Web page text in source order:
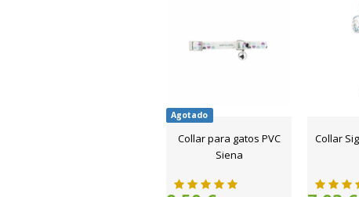
Agotado
Collar para gatos PVC
Siena
Collar